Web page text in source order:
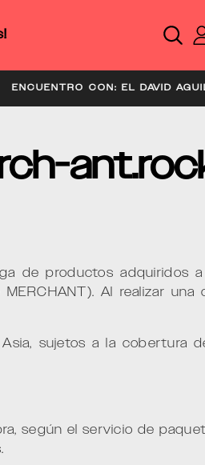
ENCUENTRO CON: EL
de productos adquiridos
Al realizar una
sujetos a la cobertura
según el servicio de